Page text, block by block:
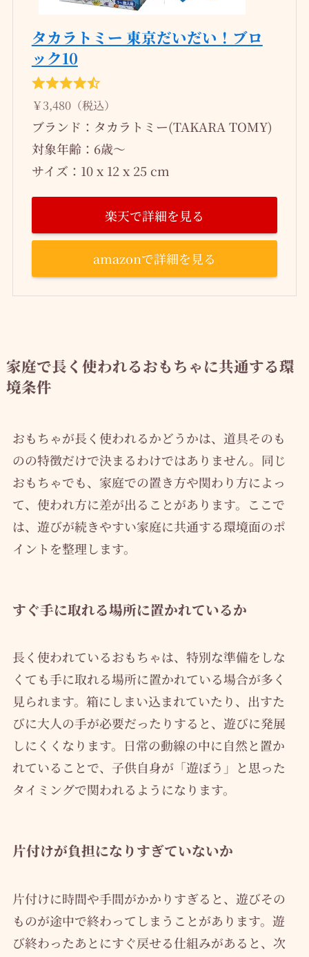
タカラトミー 東京だいだい！ブロ
ック10
￥3,480（税込）
ブランド：タカラトミー(TAKARA TOMY)
対象年齢：6歳～
サイズ：10 x 12 x 25 cm
楽天で詳細を見る
amazonで詳細を見る
家庭で長く使われるおもちゃに共通する環
境条件
おもちゃが長く使われるかどうかは、道具そのも
のの特徴だけで決まるわけではありません。同じ
おもちゃでも、家庭での置き方や関わり方によっ
て、使われ方に差が出ることがあります。ここで
は、遊びが続きやすい家庭に共通する環境面のポ
イントを整理します。
すぐ手に取れる場所に置かれているか
長く使われているおもちゃは、特別な準備をしな
くても手に取れる場所に置かれている場合が多く
見られます。箱にしまい込まれていたり、出すた
びに大人の手が必要だったりすると、遊びに発展
しにくくなります。日常の動線の中に自然と置か
れていることで、子供自身が「遊ぼう」と思った
タイミングで関われるようになります。
片付けが負担になりすぎていないか
片付けに時間や手間がかかりすぎると、遊びその
ものが途中で終わってしまうことがあります。遊
び終わったあとにすぐ戻せる仕組みがあると、次